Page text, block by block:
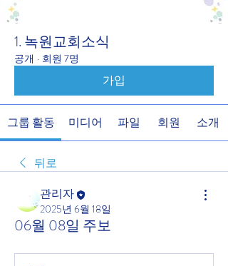
1. 녹원교회소식
공개 · 회원 7명
가입
그룹 활동 미디어 파일 회원 소개
뒤로
관리자
2025년 6월 18일
06월 08일 주보